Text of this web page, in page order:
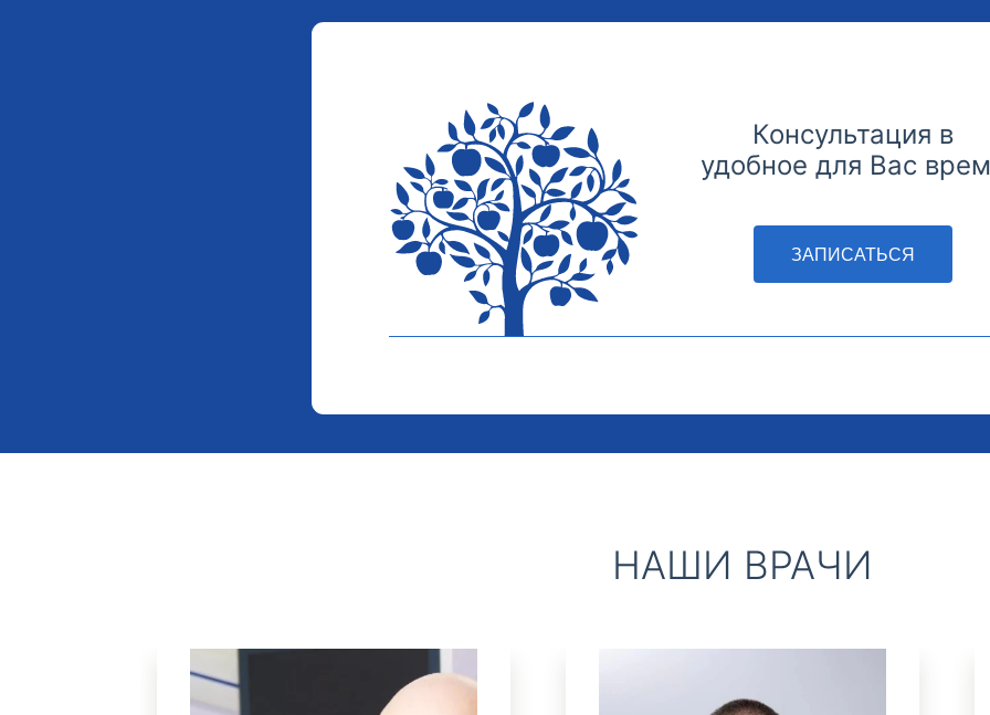
Консультация в
удобное для Вас
ЗАПИСАТЬСЯ
НАШИ ВРАЧИ